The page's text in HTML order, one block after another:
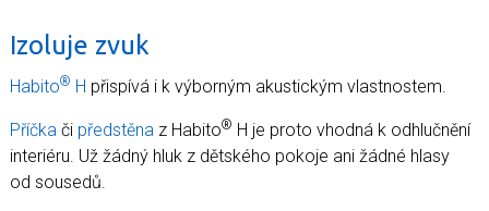
Izoluje zvuk
Habito® H přispívá i k výborným akustickým vlastnostem.
Příčka či předstěna z Habito® H je proto vhodná k odhlučnění
interiéru. Už žádný hluk z dětského pokoje ani žádné hlasy
od sousedů.